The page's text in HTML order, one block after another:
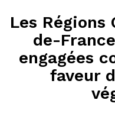
Les Régions
de-
engagées
faveur